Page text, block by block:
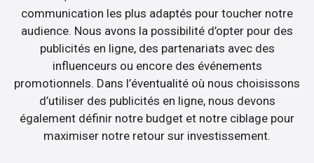
communication les plus adaptés pour toucher notre
audience. Nous avons la possibilité d’opter pour des
publicités en ligne, des partenariats avec des
influenceurs ou encore des événements
promotionnels. Dans l’éventualité où nous choisissons
d’utiliser des publicités en ligne, nous devons
également définir notre budget et notre ciblage pour
maximiser notre retour sur investissement.